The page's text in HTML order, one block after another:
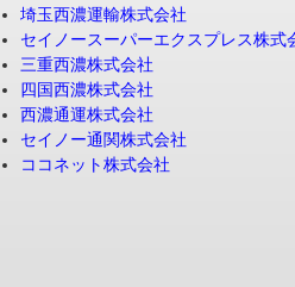
埼玉西濃運輸株式会社
セイノースーパーエクスプレス株式
三重西濃株式会社
四国西濃株式会社
西濃通運株式会社
セイノー通関株式会社
ココネット株式会社